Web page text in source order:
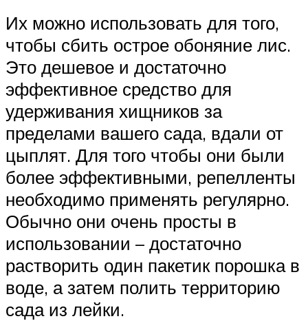
Их можно использовать для того,
чтобы сбить острое обоняние лис.
Это дешевое и достаточно
эффективное средство для
удерживания хищников за
пределами вашего сада, вдали от
цыплят. Для того чтобы они были
более эффективными, репелленты
необходимо применять регулярно.
Обычно они очень просты в
использовании – достаточно
растворить один пакетик порошка в
воде, а затем полить территорию
сада из лейки.